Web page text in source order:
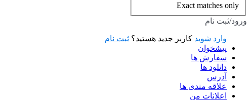
Exact matches only
ورود/ثبت نام
وارد شوید کاربر جدید هستید؟ ثبت نام
پیشخوان
سفارش ها
دانلود ها
آدرس
علاقه مندی ها
اعلانات من